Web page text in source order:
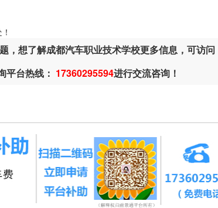
，想了解成都汽车职业技术学校更多信息，可访问
平台热线： 17360295594进行交流咨询！